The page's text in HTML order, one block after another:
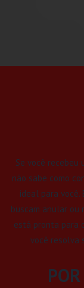
Se você recebeu
não sabe como
ideal para
buscam anular ou
está pronta para
você resolva